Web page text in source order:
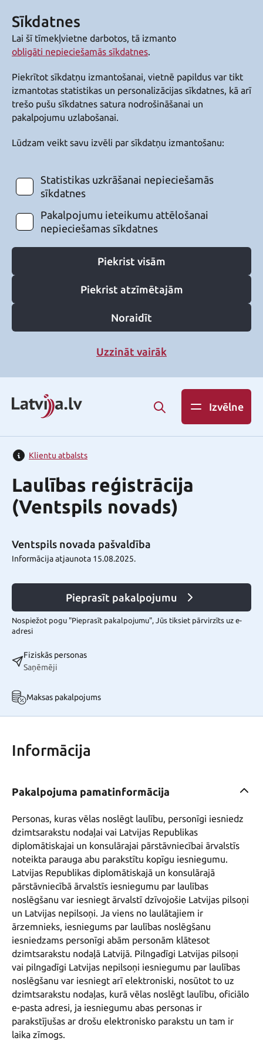
Sīkdatnes
Lai šī tīmekļvietne darbotos, tā izmanto
obligāti nepieciešamās sīkdatnes.
Piekrītot sīkdatņu izmantošanai, vietnē papildus var tikt
izmantotas statistikas un personalizācijas sīkdatnes, kā arī
trešo pušu sīkdatnes satura nodrošināšanai un
pakalpojumu uzlabošanai.
Lūdzam veikt savu izvēli par sīkdatņu izmantošanu:
Statistikas uzkrāšanai nepieciešamās
sīkdatnes
Pakalpojumu ieteikumu attēlošanai
nepieciešamas sīkdatnes
Piekrist visām
Piekrist atzīmētajām
Noraidīt
Uzzināt vairāk
Izvēlne
Klientu atbalsts
Laulības reģistrācija
(Ventspils novads)
Ventspils novada pašvaldība
Informācija atjaunota 15.08.2025.
Pieprasīt pakalpojumu
Nospiežot pogu "Pieprasīt pakalpojumu", Jūs tiksiet pārvirzīts uz e-
adresi
Fiziskās personas
Saņēmēji
Maksas pakalpojums
Informācija
Pakalpojuma pamatinformācija
Personas, kuras vēlas noslēgt laulību, personīgi iesniedz
dzimtsarakstu nodaļai vai Latvijas Republikas
diplomātiskajai un konsulārajai pārstāvniecībai ārvalstīs
noteikta parauga abu parakstītu kopīgu iesniegumu.
Latvijas Republikas diplomātiskajā un konsulārajā
pārstāvniecībā ārvalstīs iesniegumu par laulības
noslēgšanu var iesniegt ārvalstī dzīvojošie Latvijas pilsoņi
un Latvijas nepilsoņi. Ja viens no laulātajiem ir
ārzemnieks, iesniegums par laulības noslēgšanu
iesniedzams personīgi abām personām klātesot
dzimtsarakstu nodaļā Latvijā. Pilngadīgi Latvijas pilsoņi
vai pilngadīgi Latvijas nepilsoņi iesniegumu par laulības
noslēgšanu var iesniegt arī elektroniski, nosūtot to uz
dzimtsarakstu nodaļas, kurā vēlas noslēgt laulību, oficiālo
e-pasta adresi, ja iesniegumu abas personas ir
parakstījušas ar drošu elektronisko parakstu un tam ir
laika zīmogs.